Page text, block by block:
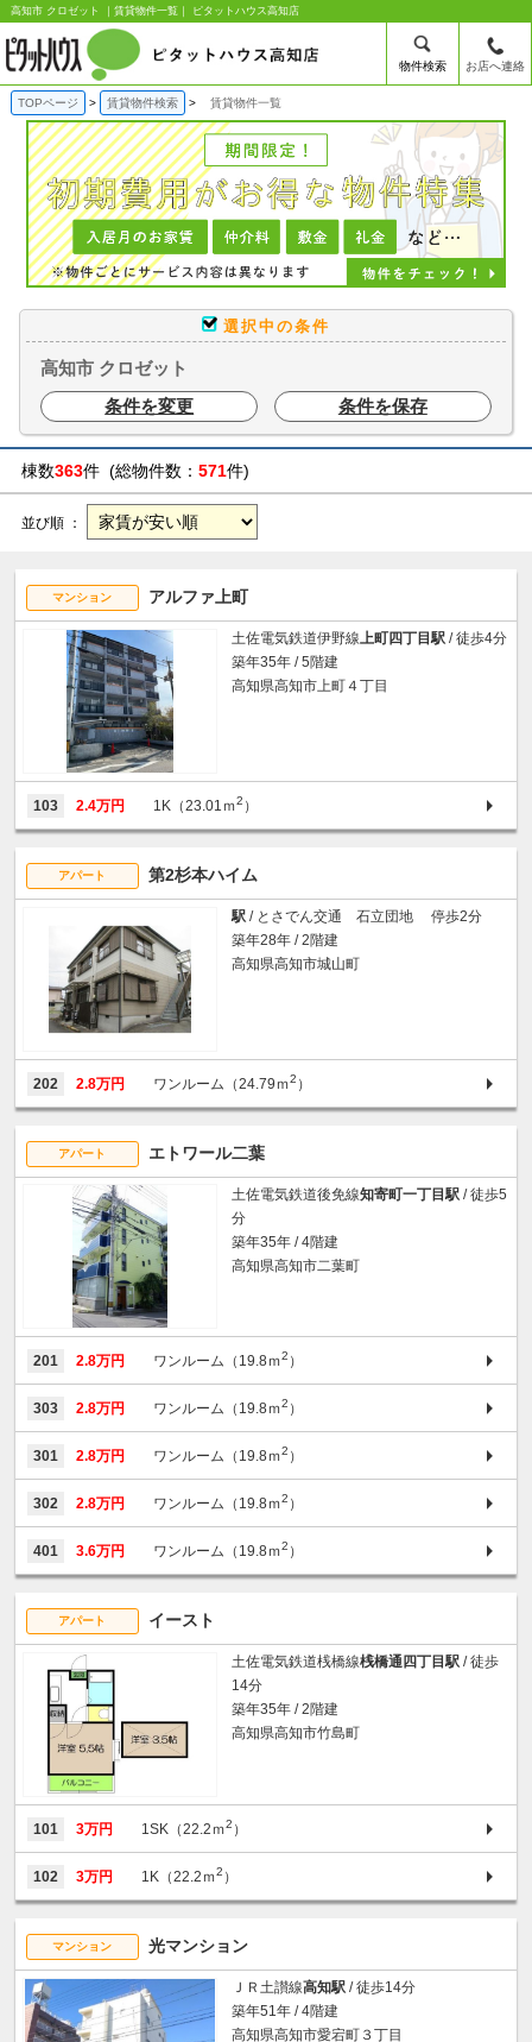
高知市 クロゼット ｜賃貸物件一覧｜ ピタットハウス高知店
物件検索 お店へ連絡
TOPページ 賃貸物件検索 賃貸物件一覧
選択中の条件
高知市 クロゼット
条件を変更
条件を保存
棟数363件 (総物件数： 571件)
並び順 ：
マンション アルファ上町
土佐電気鉄道伊野線上町四丁目駅 / 徒歩4分
築年35年 / 5階建
高知県高知市上町４丁目
103 2.4万円 1K（23.01ｍ2 ）
アパート 第2杉本ハイム
駅 / とさでん交通 石立団地 停歩2分
築年28年 / 2階建
高知県高知市城山町
202 2.8万円 ワンルーム（24.79ｍ2 ）
アパート エトワール二葉
土佐電気鉄道後免線知寄町一丁目駅 / 徒歩5
分
築年35年 / 4階建
高知県高知市二葉町
201 2.8万円 ワンルーム（19.8ｍ2 ）
303 2.8万円 ワンルーム（19.8ｍ2 ）
301 2.8万円 ワンルーム（19.8ｍ2 ）
302 2.8万円 ワンルーム（19.8ｍ2 ）
401 3.6万円 ワンルーム（19.8ｍ2 ）
アパート イースト
土佐電気鉄道桟橋線桟橋通四丁目駅 / 徒歩
14分
築年35年 / 2階建
高知県高知市竹島町
101 3万円 1SK（22.2ｍ2 ）
102 3万円 1K（22.2ｍ2 ）
マンション 光マンション
ＪＲ土讃線高知駅 / 徒歩14分
築年51年 / 4階建
高知県高知市愛宕町３丁目